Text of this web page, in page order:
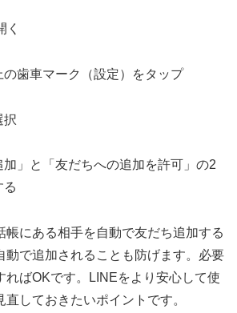
く
の歯車マーク（設定）をタップ
択
加」と「友だちへの追加を許可」の2
る
帳にある相手を自動で友だち追加する
動で追加されることも防げます。必要
ればOKです。LINEをより安心して使
しておきたいポイントです。